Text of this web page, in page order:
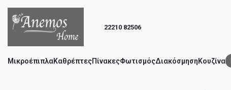
22210 82506
ΜικροέπιπλαΚαθρέπτεςΠίνακεςΦωτισμόςΔιακόσμησηΚουζίνα